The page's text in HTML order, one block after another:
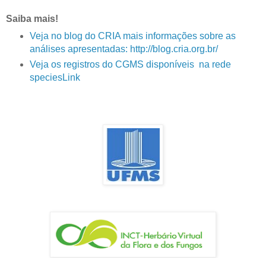
Saiba mais!
Veja no blog do CRIA mais informações sobre as
análises apresentadas: http://blog.cria.org.br/
Veja os registros do CGMS disponíveis na rede
speciesLink